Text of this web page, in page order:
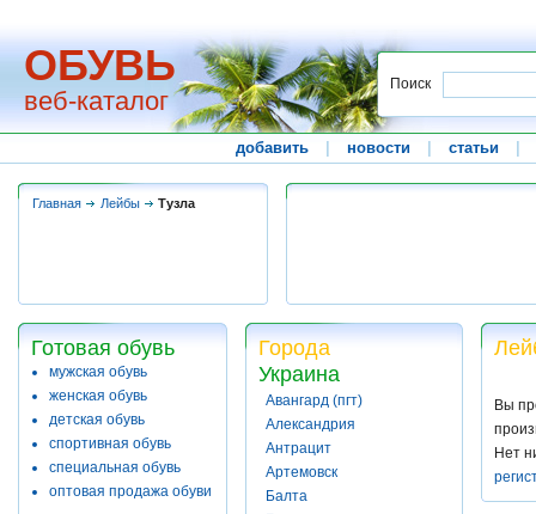
ОБУВЬ
веб-каталог
Поиск
добавить новости статьи
Главная Лейбы Тузла
Готовая обувь
мужская обувь
женская обувь
детская обувь
спортивная обувь
специальная обувь
оптовая продажа обуви
Города
Украина
Авангард (пгт)
Александрия
Антрацит
Артемовск
Балта
Вы
Нет